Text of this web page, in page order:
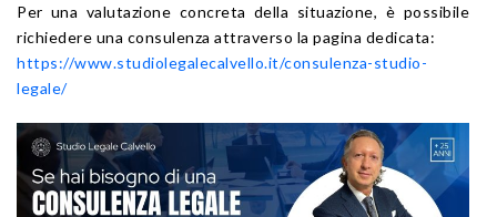
Per una valutazione concreta della situazione, è possibile
richiedere una consulenza attraverso la pagina dedicata:
https://www.studiolegalecalvello.it/consulenza-studio-
legale/